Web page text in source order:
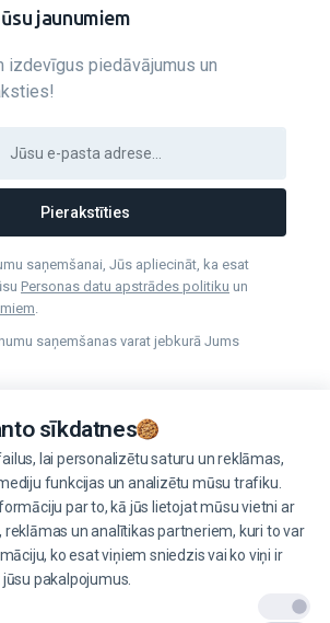
sīkdatnes
lai personalizētu saturu un reklāmas,
funkcijas un analizētu mūsu trafiku.
par to, kā jūs lietojat mūsu vietni ar
reklāmas un analītikas partneriem, kuri to var
ko esat viņiem sniedzis vai ko viņi ir
pakalpojumus.
jaunumiem
izdevīgus piedāvājumus un
Pierakstīties
saņemšanai, Jūs apliecināt, ka esat
Personas datu apstrādes politiku un
.
saņemšanas varat jebkurā Jums
Pārvaldīt sīkdatnes
AUTOSKOLA. Visas tiesības aizsargātas.